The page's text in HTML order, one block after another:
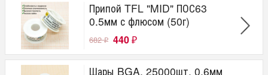
Припой TFL "MID" ПОС63
0.5мм с флюсом (50г)
682₽ 440 ₽
Шары BGA, 25000шт, 0,6мм